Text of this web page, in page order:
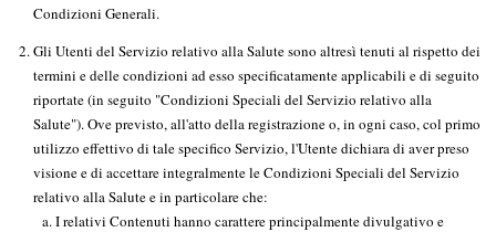
Condizioni Generali.
Gli Utenti del Servizio relativo alla Salute sono altresì tenuti al rispetto dei
termini e delle condizioni ad esso specificatamente applicabili e di seguito
riportate (in seguito "Condizioni Speciali del Servizio relativo alla
Salute"). Ove previsto, all'atto della registrazione o, in ogni caso, col primo
utilizzo effettivo di tale specifico Servizio, l'Utente dichiara di aver preso
visione e di accettare integralmente le Condizioni Speciali del Servizio
relativo alla Salute e in particolare che:
I relativi Contenuti hanno carattere principalmente divulgativo e